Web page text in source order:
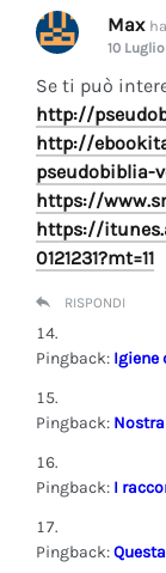
Max
10
Se ti può
http://
http://
pseudobiblia-
https://
https://
0121231?mt=11
RISPONDI
Pingback: Igiene
Pingback:
Pingback: I
Pingback: